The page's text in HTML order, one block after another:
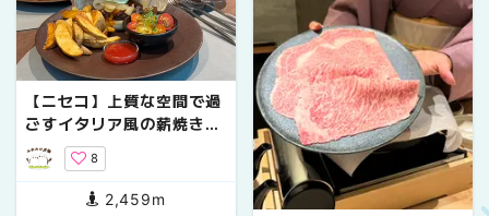
【ニセコ】上質な空間で過
ごすイタリア風の薪焼きダ
イニング
8
2,459m